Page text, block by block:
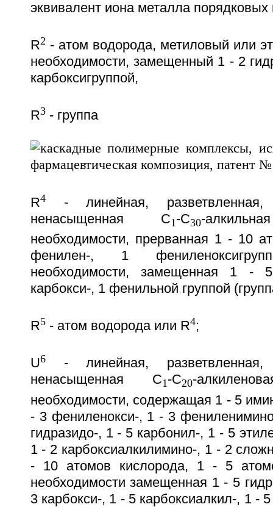
эквивалент иона металла
R2 - атом водорода, метиловый или
необходимости, замещенный 1 - 2
карбоксигруппой,
R3- группа
R4- линейная,
ненасыщенная C1 -C30-
необходимости, прерванная 1 - 10
фенилен-, 1
необходимости, замещенная 1 -
карбокси-, 1 фенильной группой
R5- атом водорода или R4;
U6- линейная,
ненасыщенная C1-C20-
необходимости, содержащая 1 - 5
- 3 фениленокси-, 1 - 3
гидразидо-, 1 - 5 карбонил-, 1 - 5
1 - 2 карбоксиалкилимино-, 1 - 2
- 10 атомов кислорода, 1 - 5
необходимости замещенная 1 - 5
3 карбокси-, 1 - 5 карбоксиалкил-, 1